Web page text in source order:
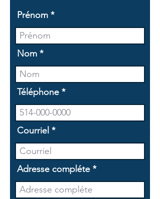
Prénom
Nom
Téléphone
Courriel
Adresse compléte